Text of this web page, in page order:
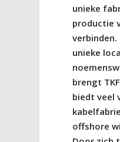
unieke
productie
unieke
brengt
biedt veel
offshore